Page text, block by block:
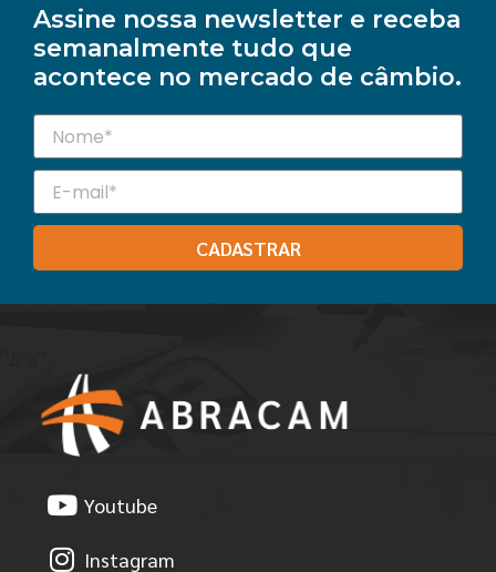
Assine nossa newsletter e receba
semanalmente tudo que
acontece no mercado de câmbio.
CADASTRAR
Youtube
Instagram